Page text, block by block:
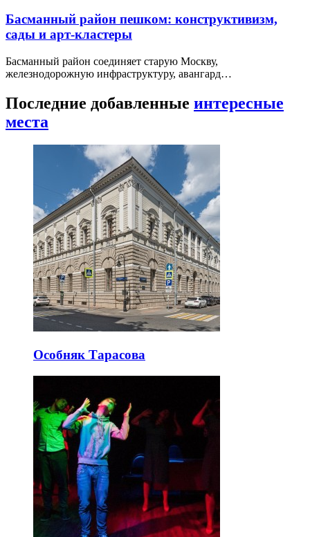
Басманный район пешком: конструктивизм,
сады и арт-кластеры
Басманный район соединяет старую Москву,
железнодорожную инфраструктуру, авангард…
Последние добавленные интересные
места
Особняк Тарасова